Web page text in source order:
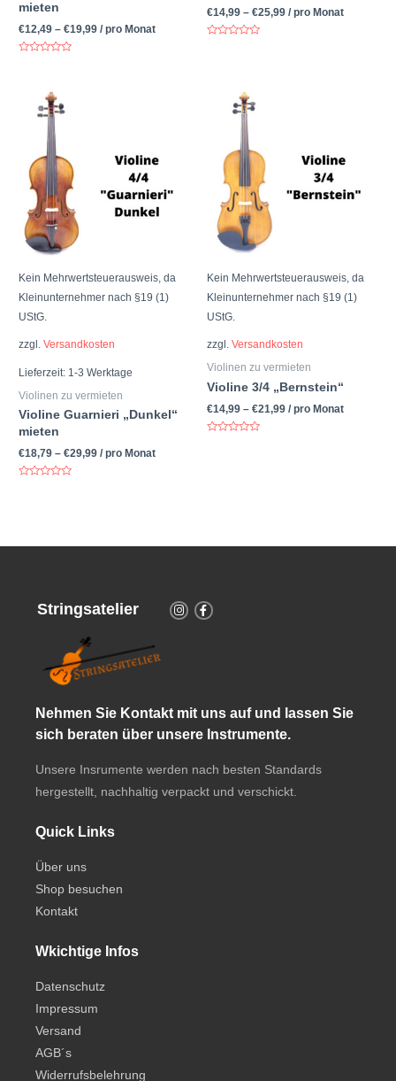
mieten
€12,49 –€19,99 / pro Monat
€14,99 – €25,99 / pro Monat
Kein Mehrwertsteuerausweis, da
Kleinunternehmer nach §19 (1)
UStG.
zzgl.Versandkosten
Lieferzeit: 1-3 Werktage
Violinen zu vermieten
Violine Guarnieri „Dunkel“
mieten
€18,79 –€29,99 / pro Monat
Kein Mehrwertsteuerausweis, da
Kleinunternehmer nach §19 (1)
UStG.
zzgl. Versandkosten
Violinen zu vermieten
Violine 3/4 „Bernstein“
€14,99 – €21,99 / pro Monat
Stringsatelier
Nehmen Sie Kontakt mit uns auf und lassen Sie
sich beraten über unsere Instrumente.
Unsere Insrumente werden nach besten Standards
hergestellt, nachhaltig verpackt und verschickt.
Quick Links
Über uns
Shop besuchen
Kontakt
Wkichtige Infos
Datenschutz
Impressum
Versand
AGB´s
Widerrufsbelehrung